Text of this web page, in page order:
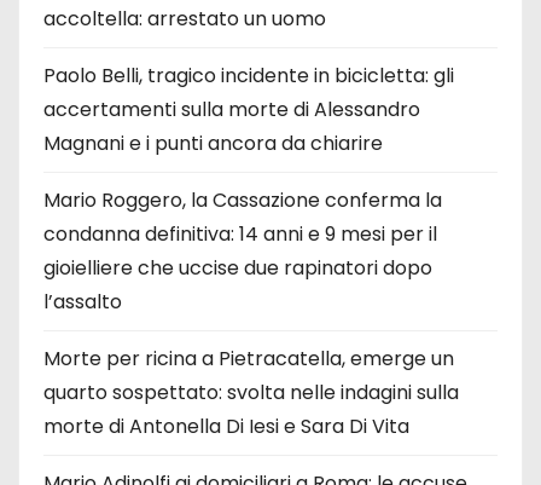
accoltella: arrestato un uomo
Paolo Belli, tragico incidente in bicicletta: gli
accertamenti sulla morte di Alessandro
Magnani e i punti ancora da chiarire
Mario Roggero, la Cassazione conferma la
condanna definitiva: 14 anni e 9 mesi per il
gioielliere che uccise due rapinatori dopo
l’assalto
Morte per ricina a Pietracatella, emerge un
quarto sospettato: svolta nelle indagini sulla
morte di Antonella Di Iesi e Sara Di Vita